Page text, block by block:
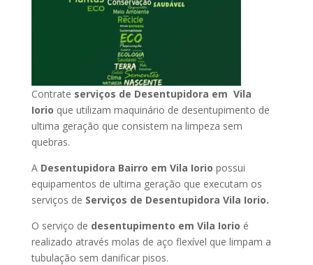
Contrate serviços de Desentupidora em Vila
Iorio que utilizam maquinário de desentupimento de
ultima geração que consistem na limpeza sem
quebras.
A Desentupidora Bairro em Vila Iorio possui
equipamentos de ultima geração que executam os
serviços de Serviços de Desentupidora Vila Iorio.
O serviço de desentupimento em Vila Iorio é
realizado através molas de aço flexível que limpam a
tubulação sem danificar pisos.